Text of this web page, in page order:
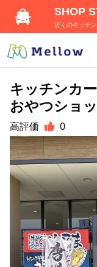
キッチンカ
おやつショ
高評価 0
SHOP
近くのキッチ